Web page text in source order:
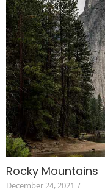
Rocky Mountains
December 24, 2021 /